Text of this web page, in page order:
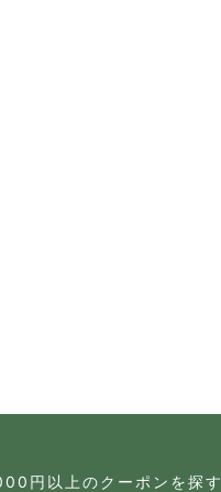
円以上のクーポンを探す